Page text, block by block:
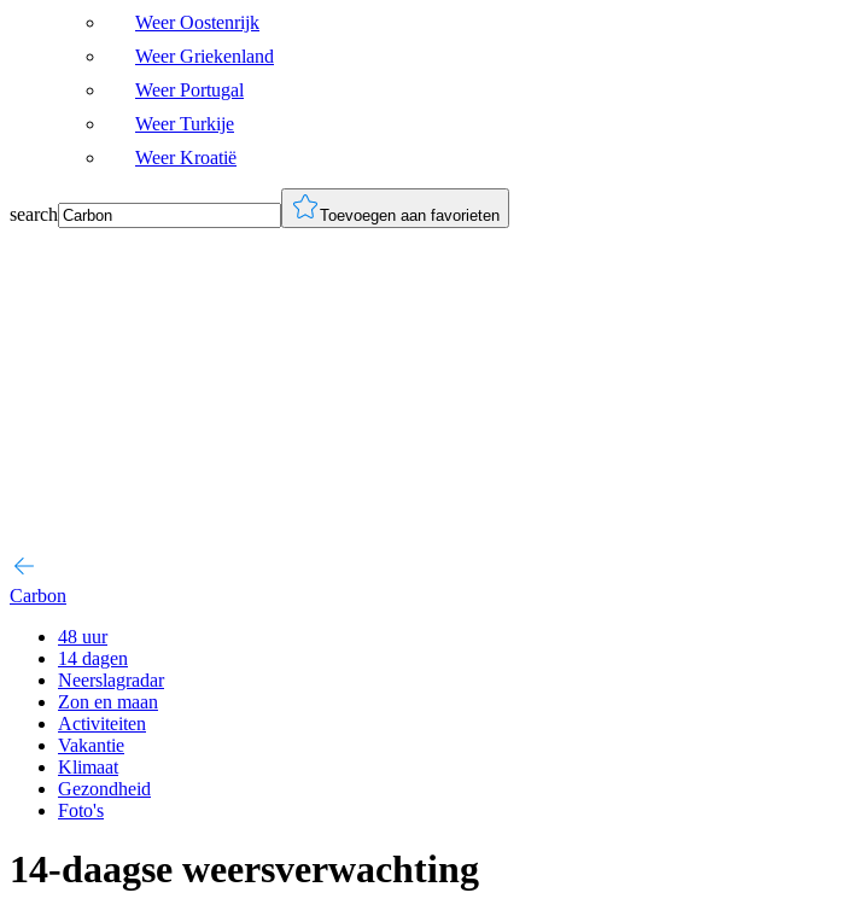
Weer Oostenrijk
Weer Griekenland
Weer Portugal
Weer Turkije
Weer Kroatië
search Toevoegen aan favorieten
Carbon
48 uur
14 dagen
Neerslagradar
Zon en maan
Activiteiten
Vakantie
Klimaat
Gezondheid
Foto's
14-daagse weersverwachting